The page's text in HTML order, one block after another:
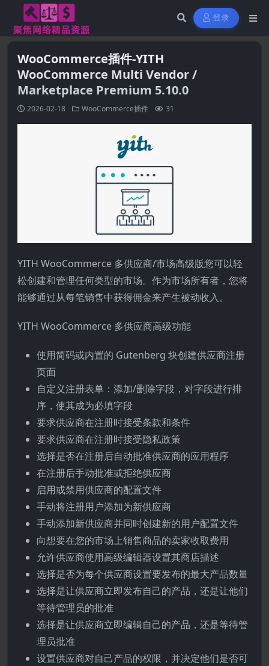
登录
WooCommerce插件-YITH
WooCommerce Multi Vendor /
Marketplace Premium 5.10.0
2026-02-18 WooCommerce插件 31
YITH WooCommerce 多供应商/市场高级版您可以轻
松创建和管理任何类型的市场。作为市场所有者，您将
能够通过从每笔销售中获得佣金来产生被动收入。
YITH WooCommerce 多供应商高级功能
使用简码或内置的 Gutenberg 块创建供应商注册
页面
自定义注册表单：添加/删除字段，对字段进行排
序，使其成为必填字段
要求供应商在注册时接受条款和条件
要求供应商在注册时接受隐私政策
选择是否在注册后自动批准供应商的应用程序
在注册后手动批准或拒绝供应商
启用或禁用供应商的配置文件
手动将注册用户添加为新供应商
手动添加新供应商并同时创建新的用户配置文件
向想要在您的市场上销售商品的卖家收取费用
允许供应商使用高级编辑器设置其商店描述
选择是否为每个供应商设置要发布的最大产品数量
选择是让供应商立即发布自己的产品，还是让他们
等待管理员的批准
选择是让供应商立即编辑自己的产品，还是等待管
理员批准
设置供应商对自己产品的权限，并决定他们是否可